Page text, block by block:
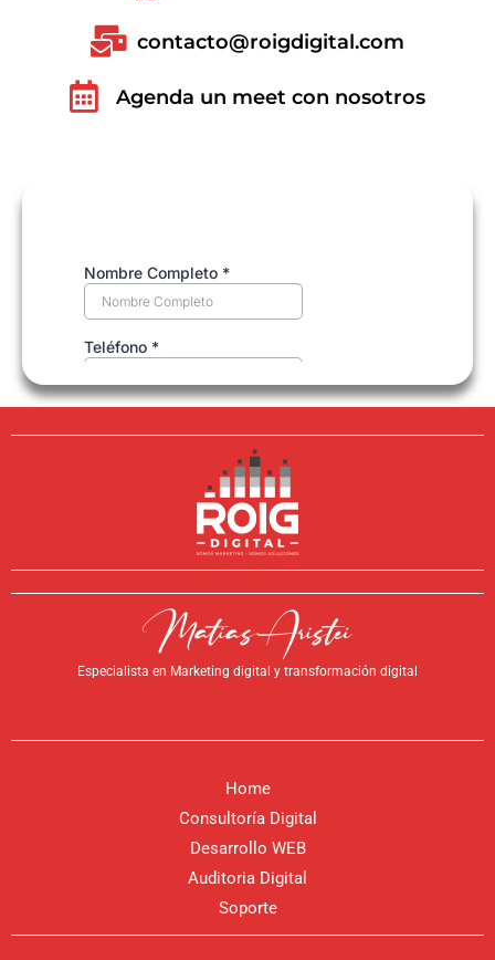
contacto@roigdigital.com
Agenda un meet con nosotros
Especialista en Marketing digital y transformación digital
Home
Consultoría Digital
Desarrollo WEB
Auditoria Digital
Soporte